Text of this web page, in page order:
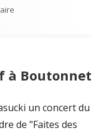
à Boutonnet
un concert du
de "Faites des